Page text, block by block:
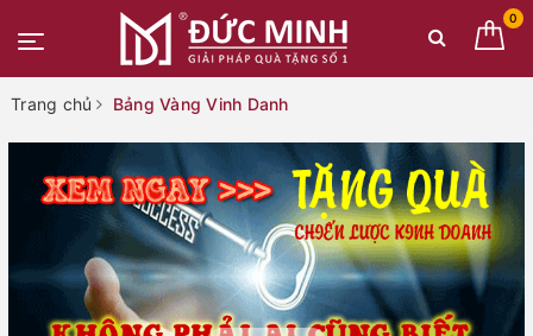
0
Trang chủ Bảng Vàng Vinh Danh